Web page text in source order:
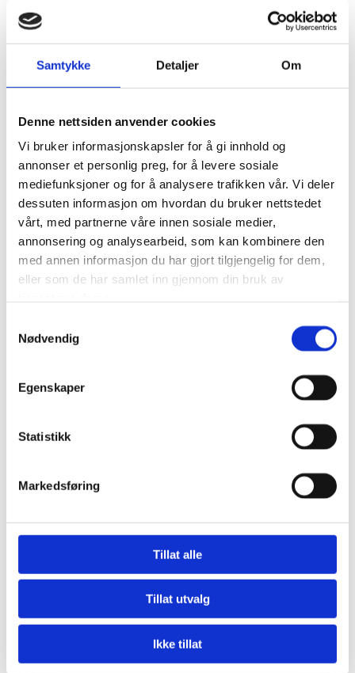
Samtykke Detaljer Om
Denne nettsiden anvender cookies
Vi bruker informasjonskapsler for å gi innhold og
annonser et personlig preg, for å levere sosiale
mediefunksjoner og for å analysere trafikken vår. Vi deler
dessuten informasjon om hvordan du bruker nettstedet
vårt, med partnerne våre innen sosiale medier,
annonsering og analysearbeid, som kan kombinere den
med annen informasjon du har gjort tilgjengelig for dem,
eller som de har samlet inn gjennom din bruk av
Nødvendig
Egenskaper
Statistikk
Markedsføring
Tillat alle
Tillat utvalg
Ikke tillat
WIMA Buskerud
WIMA Oslo/Akershus
WIMA Vest
WIMA Rogaland
WIMA Haugalandet
WIMA Sør
Fakta om WIMA:
sisterhood»
spredt på 4 kontinent i 40 land
treffe kjente, hvor enn du er på tur
Vi har kjøregrupper over hele Norge og kjører like
gjerne langt som kort
Du kan bli med på våre lokale rustløserkurs eller våre
førerutviklingskurs på KNA Sokndal, Våler eller Arctic
Når det ikke er MC-sesong, arrangerer vi foredrag til
inspirasjon og informasjon